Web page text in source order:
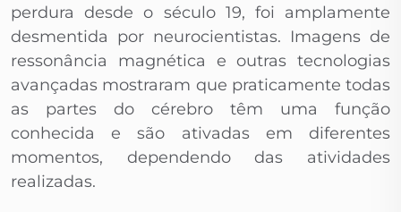
perdura desde o século 19, foi amplamente
desmentida por neurocientistas. Imagens de
ressonância magnética e outras tecnologias
avançadas mostraram que praticamente todas
as partes do cérebro têm uma função
conhecida e são ativadas em diferentes
momentos, dependendo das atividades
realizadas.